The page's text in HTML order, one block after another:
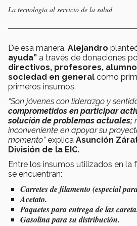
La tecnología al servicio de la salud
De esa manera, Alejandro
ayuda” a través de donaciones
directivos, profesores,
sociedad en general como
primeros insumos.
“Son jóvenes con liderazgo y
comprometidos en participar
solución de problemas actuales;
inconveniente en apoyar su
momento”explica Asunción
División de la EIC.
Entre los insumos utilizados en la
se encuentran:
Carretes de filamento (especial
Acetato.
Paquetes para entrega de las
Gasolina para su distribución.